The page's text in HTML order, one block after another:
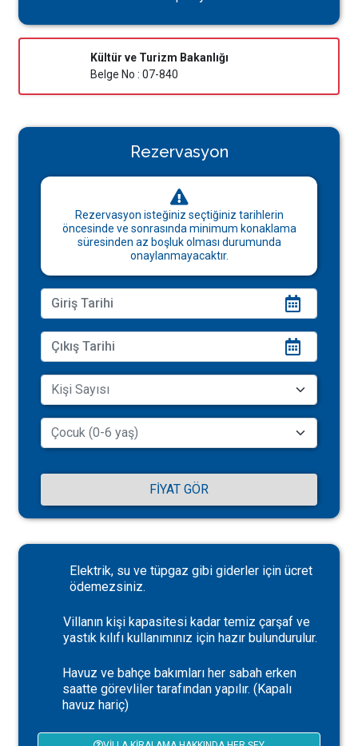
Kültür ve Turizm Bakanlığı
Belge No : 07-840
Rezervasyon
Rezervasyon isteğiniz seçtiğiniz tarihlerin
öncesinde ve sonrasında minimum konaklama
süresinden az boşluk olması durumunda
onaylanmayacaktır.
FIYAT GÖR
Elektrik, su ve tüpgaz gibi giderler için ücret
ödemezsiniz.
Villanın kişi kapasitesi kadar temiz çarşaf ve
yastık kılıfı kullanımınız için hazır bulundurulur.
Havuz ve bahçe bakımları her sabah erken
saatte görevliler tarafından yapılır. (Kapalı
havuz hariç)